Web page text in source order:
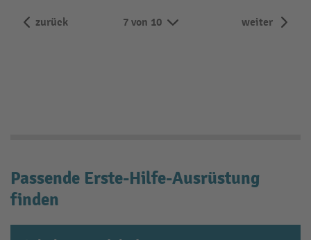
zurück 7 von 10 weiter
Passende Erste-Hilfe-Ausrüstung
finden